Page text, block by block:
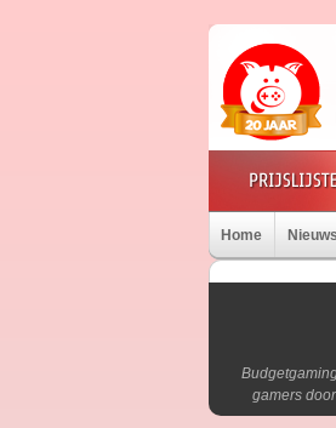
Home Nieuws
gamers